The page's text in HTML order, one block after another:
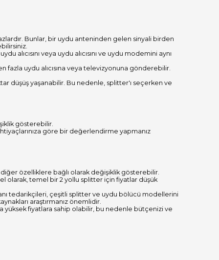
Bunlar, bir uydu anteninden gelen sinyali birden
veya uydu alıcısını ve uydu modemini aynı
fazla uydu alıcısına veya televizyonuna gönderebilir.
düşüş yaşanabilir. Bu nedenle, splitter'ı seçerken ve
gösterebilir.
göre bir değerlendirme yapmanız
diğer özelliklere bağlı olarak değişiklik gösterebilir.
olarak, temel bir 2 yollu splitter için fiyatlar düşük
tedarikçileri, çeşitli splitter ve uydu bölücü modellerini
araştırmanız önemlidir.
yüksek fiyatlara sahip olabilir, bu nedenle bütçenizi ve